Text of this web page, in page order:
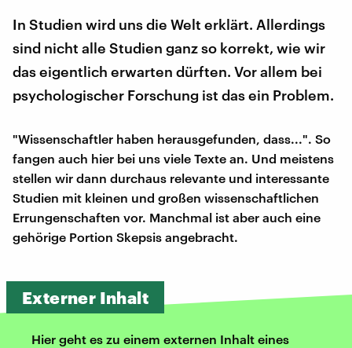
In Studien wird uns die Welt erklärt. Allerdings
sind nicht alle Studien ganz so korrekt, wie wir
das eigentlich erwarten dürften. Vor allem bei
psychologischer Forschung ist das ein Problem.
"Wissenschaftler haben herausgefunden, dass...". So
fangen auch hier bei uns viele Texte an. Und meistens
stellen wir dann durchaus relevante und interessante
Studien mit kleinen und großen wissenschaftlichen
Errungenschaften vor. Manchmal ist aber auch eine
gehörige Portion Skepsis angebracht.
Externer Inhalt
Hier geht es zu einem externen Inhalt eines